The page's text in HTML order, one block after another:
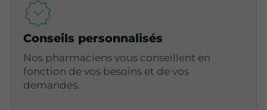
Conseils personnalisés
Nos pharmaciens vous conseillent en
fonction de vos besoins et de vos
demandes.